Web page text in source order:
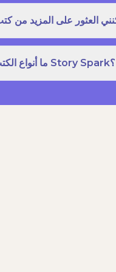
العثور على المزيد من
ما أنواع الكتب التي يمكنني إنشاؤها على Story Spark؟